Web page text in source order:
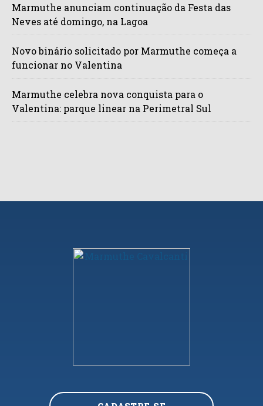
Marmuthe anunciam continuação da Festa das
Neves até domingo, na Lagoa
Novo binário solicitado por Marmuthe começa a
funcionar no Valentina
Marmuthe celebra nova conquista para o
Valentina: parque linear na Perimetral Sul